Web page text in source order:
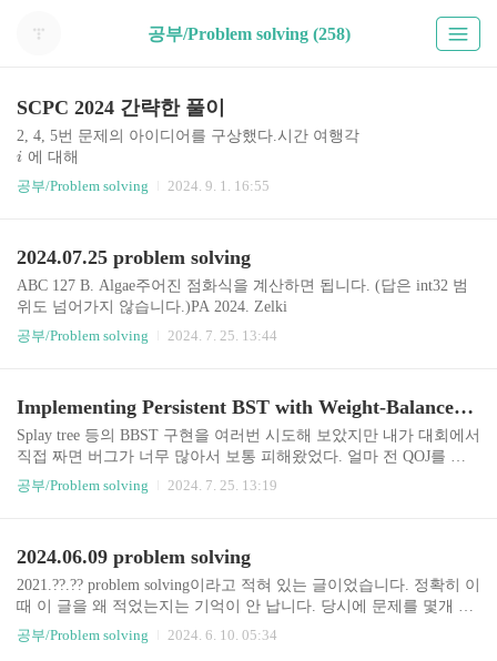
공부/Problem solving (258)
SCPC 2024 간략한 풀이
2, 4, 5번 문제의 아이디어를 구상했다.시간 여행각
i 에 대해
j ≤ i, i − ≤ j Ai 를 만족하는 최소
를 찾아 그 합을 출력하는 문제이다.
Aj값이 특정 구간에 있는 최소
j를 찾는 문제가 되고, 이는 sliding window minimum 문제이다.
O(N + maxA )나
O ( N log
간을 처리하면서 기존에 넣은 구간과 겹치지 않는 구간을 추가해 주
공부/Problem solving 2024. 9. 1. 16:55
2024.07.25 problem solving
ABC 127 B. Algae주어진 점화식을 계산하면 됩니다. (답은 int32 범
위도 넘어가지 않습니다.)PA 2024. Zelki
D [i] 를 (조건을 만족하는) 선물 상자 하나를 골랐고, 그 안의 사탕의
는, 원래 문제에서는 선물 상자를 여럿 고를 수 있다는 점입니다.
D[i]는 동적 계획법을 사용하여 구할 수 있습니다.
D P[ x][i]를, 사탕의 색상이
x이하인 사탕들만 고려하여 무게 합 나머지가
i가 되게 하는 방법이라고 합시다.
DP[x][]테이블을 채울 수 ..
공부/Problem solving 2024. 7. 25. 13:44
Implementing Persistent BST with Weight-Balanced Tree
Splay tree 등의 BBST 구현을 여러번 시도해 보았지만 내가 대회에서
직접 짜면 버그가 너무 많아서 보통 피해왔었다. 얼마 전 QOJ를 읽
다가 Weight-Balanced Tree라는 Persistent BBST의 굉장히 간단한 구
현체를 찾아 이 블로그에 소개한다. 이 구현의 장점은:Rotate 연산을
분이 있는데 Rotate보단 쉬운 거 같다. 그리고 그 부분은 실수를 조금
해도 괜찮다.리프 노드만이 실제 원소에 대응된다. 리프 노드가 아니
면 대응되는 원소는 없으며, 왼쪽 자식 / 오른쪽 자식을 모두 가진다.
일반적으로 우리가 사용하는 세그먼트 트리등과 동..
공부/Problem solving 2024. 7. 25. 13:19
2024.06.09 problem solving
2021.??.?? problem solving이라고 적혀 있는 글이었습니다. 정확히 이
때 이 글을 왜 적었는지는 기억이 안 납니다. 당시에 문제를 몇개 더
풀어서 다른 글과 함께 올리려고 했었는데, 많이 미뤄지기도 했고,
그 문제들은 따로 올리는 게 좋을 것 같아서 그냥 올립니다. 9월까지
a1 ,a2, … n
을 가지고 볼록 다각형을 만들 수 있을 조건은, 가장
긴 변을 제외한 변들의 길이 합이 가장 긴 변보다 길면 됩니다. 수열
공부/Problem solving 2024. 6. 10. 05:34